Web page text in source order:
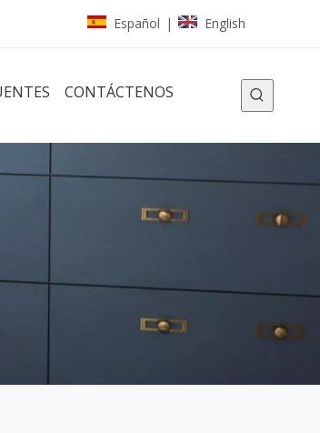
Español | English
CONTÁCTENOS